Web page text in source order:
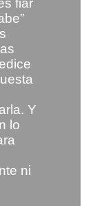
fiar
Y
lo
ni